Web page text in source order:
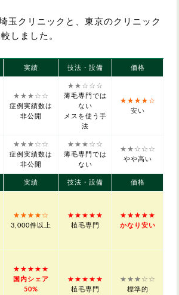
玉クリニックと、東京のクリニック
しました。
実績 技法・設備 価格
★★★☆☆
症例実績数は
非公開
★★☆☆☆
薄毛専門では
ない
メスを使う手
法
★★★★☆
安い
★★★☆☆
症例実績数は
非公開
★★★☆☆
薄毛専門では
ない
★★☆☆☆
やや高い
実績 技法・設備 価格
★★★★☆
3,000件以上
★★★★★
植毛専門
★★★★★
かなり安い
★★★★★
国内シェア
50%
★★★★★
植毛専門
★★★☆☆
標準的